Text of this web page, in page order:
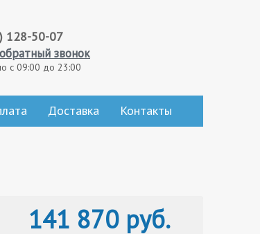
128-50-07
звонок
с 09:00 до 23:00
Доставка Контакты
141 870 руб.